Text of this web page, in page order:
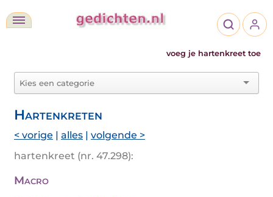
voeg je hartenkreet toe
Hartenkreten
< vorige | alles | volgende >
hartenkreet (nr. 47.298):
Macro